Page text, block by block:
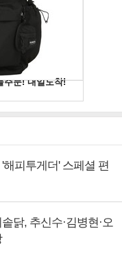
피투게더' 스페셜 편
닭, 추신수·김병현·오